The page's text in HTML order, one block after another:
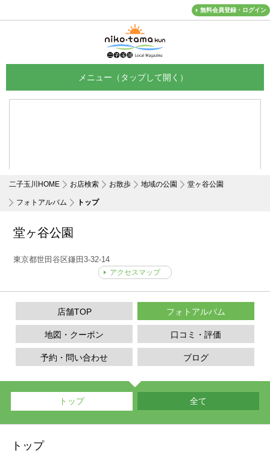
無料会員登録・ログイン
二子玉川HOME お店検索 お散歩 地域の公園 堂ヶ谷公園
フォトアルバム トップ
堂ヶ谷公園
東京都世田谷区鎌田3-32-14
アクセスマップ
店舗TOP フォトアルバム
口コミ・評価
地図・クーポン
ブログ
予約・問い合わせ
トップ 全て
トップ
メニュー